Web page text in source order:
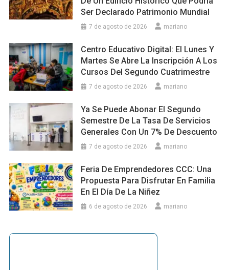
Ser Declarado Patrimonio Mundial
7 de agosto de 2026 mariano
Centro Educativo Digital: El Lunes Y
Martes Se Abre La Inscripción A Los
Cursos Del Segundo Cuatrimestre
7 de agosto de 2026 mariano
Ya Se Puede Abonar El Segundo
Semestre De La Tasa De Servicios
Generales Con Un 7% De Descuento
7 de agosto de 2026 mariano
Feria De Emprendedores CCC: Una
Propuesta Para Disfrutar En Familia
En El Día De La Niñez
6 de agosto de 2026 mariano